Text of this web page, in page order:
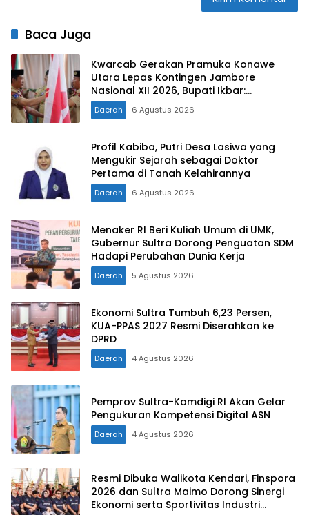
Baca Juga
Kwarcab Gerakan Pramuka Konawe
Utara Lepas Kontingen Jambore
Nasional XII 2026, Bupati Ikbar:
Tunjukkan Karakter Generasi Muda
Konut yang Disiplin dan Berprestasi
Daerah 6 Agustus 2026
Profil Kabiba, Putri Desa Lasiwa yang
Mengukir Sejarah sebagai Doktor
Pertama di Tanah Kelahirannya
Daerah 6 Agustus 2026
Menaker RI Beri Kuliah Umum di UMK,
Gubernur Sultra Dorong Penguatan SDM
Hadapi Perubahan Dunia Kerja
Daerah 5 Agustus 2026
Ekonomi Sultra Tumbuh 6,23 Persen,
KUA-PPAS 2027 Resmi Diserahkan ke
DPRD
Daerah 4 Agustus 2026
Pemprov Sultra-Komdigi RI Akan Gelar
Pengukuran Kompetensi Digital ASN
Daerah 4 Agustus 2026
Resmi Dibuka Walikota Kendari, Finspora
2026 dan Sultra Maimo Dorong Sinergi
Ekonomi serta Sportivitas Industri